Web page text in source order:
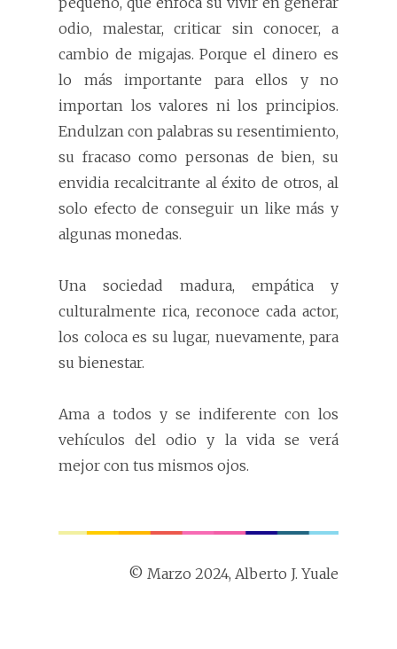
odio, malestar, criticar sin conocer, a
cambio de migajas. Porque el dinero es
lo más importante para ellos y no
importan los valores ni los principios.
Endulzan con palabras su resentimiento,
su fracaso como personas de bien, su
envidia recalcitrante al éxito de otros, al
solo efecto de conseguir un like más y
algunas monedas.
Una sociedad madura, empática y
culturalmente rica, reconoce cada actor,
los coloca es su lugar, nuevamente, para
su bienestar.
Ama a todos y se indiferente con los
vehículos del odio y la vida se verá
mejor con tus mismos ojos.
© Marzo 2024, Alberto J. Yuale